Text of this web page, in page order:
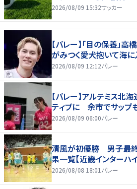
2026/08/09 15:32サッカー
【バレー】「目の保養」
がみつく愛犬抱いて海
2026/08/09 12:12バレー
【バレー】アルテミス北
ティブに 余市でサップ
2026/08/09 06:00バレー
清風が初優勝 男子最
果一覧【近畿インターハ
2026/08/08 18:01 バレー